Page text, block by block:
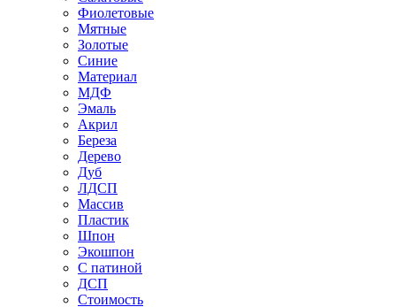
Фиолетовые
Мятные
Золотые
Синие
Материал
МДФ
Эмаль
Акрил
Береза
Дерево
Дуб
ЛДСП
Массив
Пластик
Шпон
Экошпон
С патиной
ДСП
Стоимость